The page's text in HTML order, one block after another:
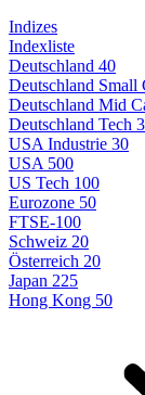
Indizes
Indexliste
Deutschland 40
Deutschland Small
Deutschland Mid
Deutschland Tech
USA Industrie 30
USA 500
US Tech 100
Eurozone 50
FTSE-100
Schweiz 20
Österreich 20
Japan 225
Hong Kong 50